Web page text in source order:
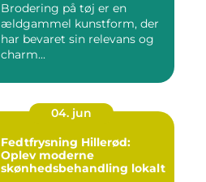
Brodering på tøj er en
ældgammel kunstform, der
har bevaret sin relevans og
charm...
04. jun
Fedtfrysning Hillerød:
Oplev moderne
skønhedsbehandling lokalt